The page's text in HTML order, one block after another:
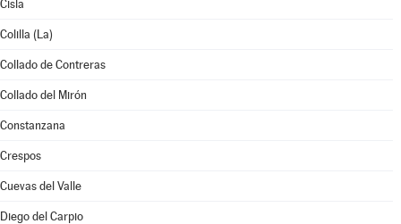
Cisla
Colilla (La)
Collado de Contreras
Collado del Mirón
Constanzana
Crespos
Cuevas del Valle
Diego del Carpio